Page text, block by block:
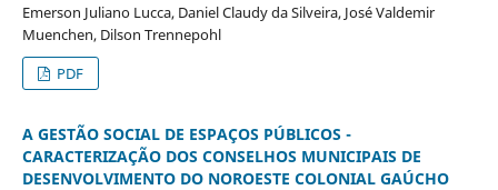
Emerson Juliano Lucca, Daniel Claudy da Silveira, José Valdemir
Muenchen, Dilson Trennepohl
PDF
A GESTÃO SOCIAL DE ESPAÇOS PÚBLICOS -
CARACTERIZAÇÃO DOS CONSELHOS MUNICIPAIS DE
DESENVOLVIMENTO DO NOROESTE COLONIAL GAÚCHO